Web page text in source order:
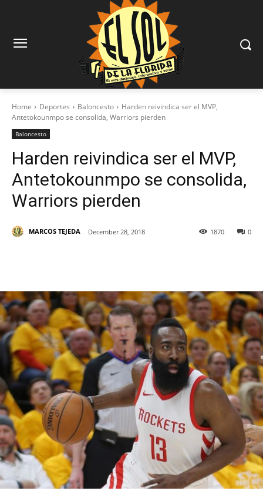
Home Deportes Baloncesto
Harden reivindica ser el MVP,
Antetokounmpo se consolida, Warriors pierden
Baloncesto
Harden reivindica ser el MVP,
Antetokounmpo se consolida,
Warriors pierden
MARCOS TEJEDA December 28, 2018 0
1870